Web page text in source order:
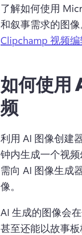
了解如何使用
和叙事需求的图像
Clipchamp 视频
如何使用
频
利用 AI 图像创建
钟内生成一个视频
需向 AI 图像生成
像。
AI 生成的图像会
甚至还能以故事